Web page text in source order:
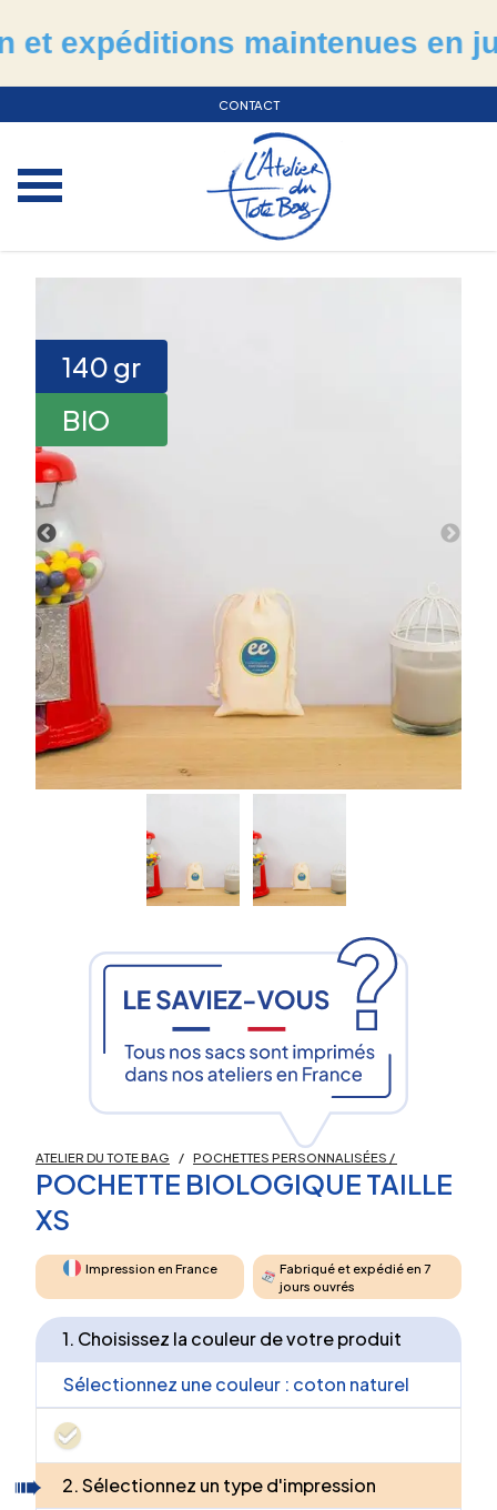
maintenues en juillet
CONTACT
140 gr
BIO
ATELIER DU TOTE BAG / POCHETTES PERSONNALISÉES /
POCHETTE BIOLOGIQUE TAILLE
XS
Impression en France
Fabriqué et expédié en 7
jours ouvrés
1. Choisissez la couleur de votre produit
Sélectionnez une couleur : coton naturel
2. Sélectionnez un type d'impression